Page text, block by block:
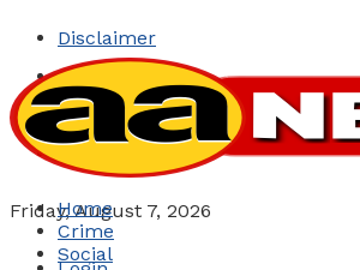
Disclaimer
Privacy Policy
Sitemap
Contact-us
Friday, August 7, 2026
Home
Crime
Social